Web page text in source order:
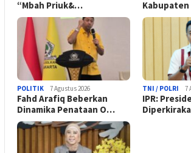
“Mbah Priuk&…
POLITIK 7 Agustus 2026
Fahd Arafiq Beberkan
Dinamika Penataan O…
TNI / POLRI 7
IPR: